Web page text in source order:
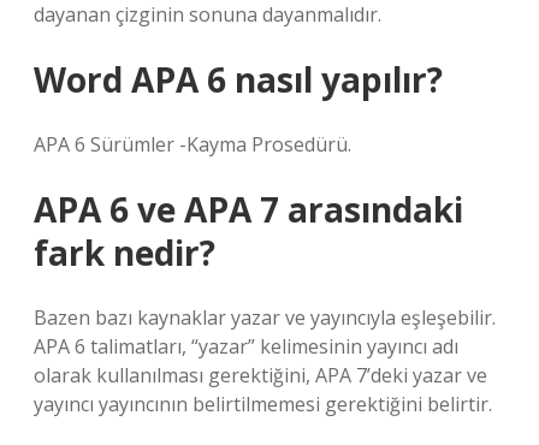
dayanan çizginin sonuna dayanmalıdır.
Word APA 6 nasıl yapılır?
APA 6 Sürümler -Kayma Prosedürü.
APA 6 ve APA 7 arasındaki
fark nedir?
Bazen bazı kaynaklar yazar ve yayıncıyla eşleşebilir.
APA 6 talimatları, “yazar” kelimesinin yayıncı adı
olarak kullanılması gerektiğini, APA 7’deki yazar ve
yayıncı yayıncının belirtilmemesi gerektiğini belirtir.